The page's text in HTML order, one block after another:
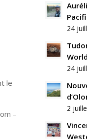
le
–
Rejoindre
24
24
2